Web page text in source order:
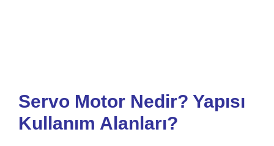
Servo Motor Nedir? Yapısı
Kullanım Alanları?